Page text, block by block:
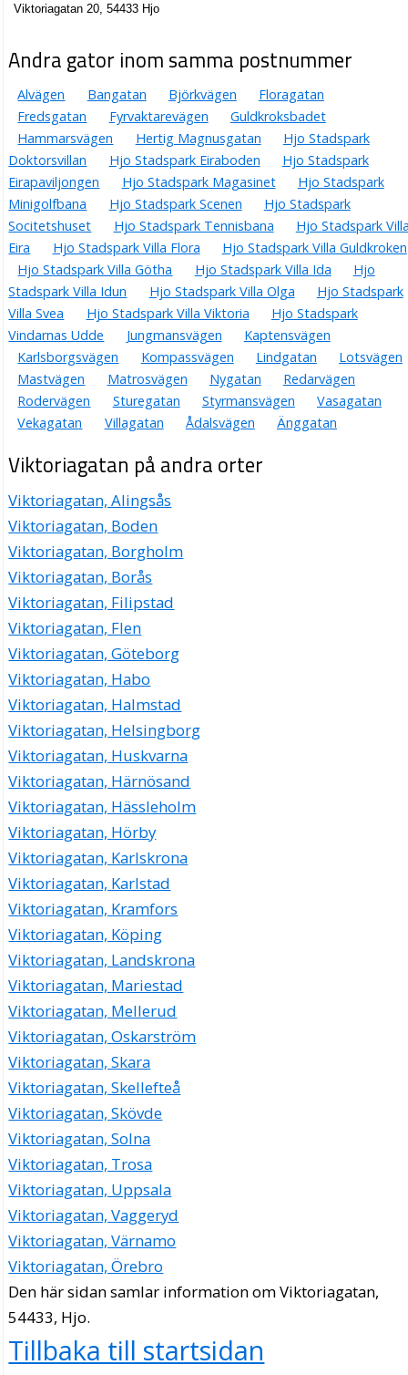
Viktoriagatan 20, 54433 Hjo
Andra gator inom samma postnummer
Alvägen Bangatan Björkvägen
Floragatan
Fredsgatan
Fyrvaktarevägen
Guldkroksbadet
Hammarsvägen
Hertig Magnusgatan
Hjo Stadspark
Doktorsvillan
Hjo Stadspark Eiraboden
Hjo Stadspark
Eirapaviljongen
Hjo Stadspark Magasinet
Hjo Stadspark
Minigolfbana
Hjo Stadspark Scenen
Hjo Stadspark
Socitetshuset
Hjo Stadspark Tennisbana
Hjo Stadspark
Eira
Hjo Stadspark Villa Flora
Hjo Stadspark Villa Guldkroken
Hjo Stadspark Villa Götha
Hjo Stadspark Villa Ida
Hjo
Stadspark Villa Idun
Hjo Stadspark Villa Olga
Hjo Stadspark
Villa Svea
Hjo Stadspark Villa Viktoria
Hjo Stadspark
Vindarnas Udde
Jungmansvägen
Kaptensvägen
Karlsborgsvägen
Kompassvägen Lindgatan
Lotsvägen
Mastvägen
Matrosvägen Nygatan
Redarvägen
Rodervägen
Sturegatan Styrmansvägen
Vasagatan
Vekagatan
Villagatan Ådalsvägen Änggatan
Viktoriagatan på andra orter
Viktoriagatan, Alingsås
Viktoriagatan, Boden
Viktoriagatan, Borgholm
Viktoriagatan, Borås
Viktoriagatan, Filipstad
Viktoriagatan, Flen
Viktoriagatan, Göteborg
Viktoriagatan, Habo
Viktoriagatan, Halmstad
Viktoriagatan, Helsingborg
Viktoriagatan, Huskvarna
Viktoriagatan, Härnösand
Viktoriagatan, Hässleholm
Viktoriagatan, Hörby
Viktoriagatan, Karlskrona
Viktoriagatan, Karlstad
Viktoriagatan, Kramfors
Viktoriagatan, Köping
Viktoriagatan, Landskrona
Viktoriagatan, Mariestad
Viktoriagatan, Mellerud
Viktoriagatan, Oskarström
Viktoriagatan, Skara
Viktoriagatan, Skellefteå
Viktoriagatan, Skövde
Viktoriagatan, Solna
Viktoriagatan, Trosa
Viktoriagatan, Uppsala
Viktoriagatan, Vaggeryd
Viktoriagatan, Värnamo
Viktoriagatan, Örebro
Den här sidan samlar information om Viktoriagatan,
54433, Hjo.
Tillbaka till startsidan